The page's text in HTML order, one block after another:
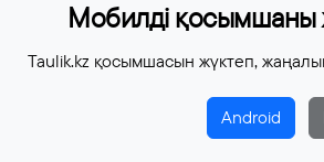
Мобилді қосымшаны
Taulik.kz қосымшасын жүктеп,
Android